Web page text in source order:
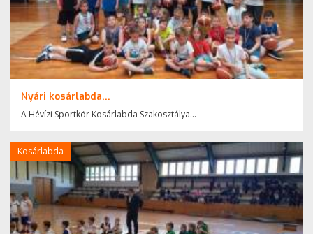
Nyári kosárlabda...
A Hévízi Sportkör Kosárlabda Szakosztálya...
Kosárlabda